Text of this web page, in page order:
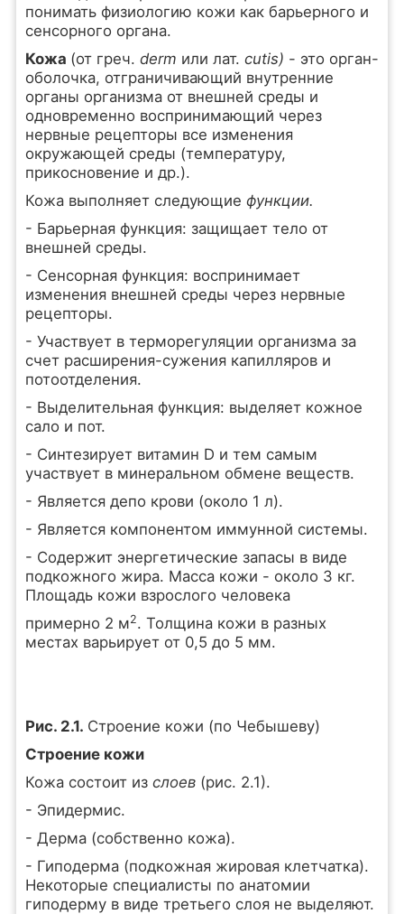
понимать физиологию кожи как барьерного и
сенсорного органа.
Кожа (от греч. derm или лат. cutis) - это орган-
оболочка, отграничивающий внутренние
органы организма от внешней среды и
одновременно воспринимающий через
нервные рецепторы все изменения
окружающей среды (температуру,
прикосновение и др.).
Кожа выполняет следующие функции.
- Барьерная функция: защищает тело от
внешней среды.
- Сенсорная функция: воспринимает
изменения внешней среды через нервные
рецепторы.
- Участвует в терморегуляции организма за
счет расширения-сужения капилляров и
потоотделения.
- Выделительная функция: выделяет кожное
сало и пот.
- Синтезирует витамин D и тем самым
участвует в минеральном обмене веществ.
- Является депо крови (около 1 л).
- Является компонентом иммунной системы.
- Содержит энергетические запасы в виде
подкожного жира. Масса кожи - около 3 кг.
Площадь кожи взрослого человека
примерно 2 м2. Толщина кожи в разных
местах варьирует от 0,5 до 5 мм.
Рис. 2.1. Строение кожи (по Чебышеву)
Строение кожи
Кожа состоит из слоев (рис. 2.1).
- Эпидермис.
- Дерма (собственно кожа).
- Гиподерма (подкожная жировая клетчатка).
Некоторые специалисты по анатомии
гиподерму в виде третьего слоя не выделяют.